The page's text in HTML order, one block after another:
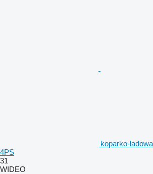
koparko-
4PS
31
WIDEO